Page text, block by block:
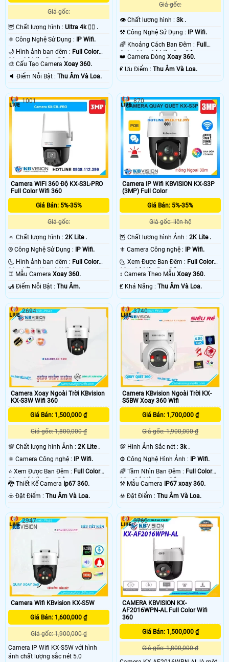
Giá gốc:
🦉 Chất lượng hình : Ultra 4k 👍🏾 .
⚛️ Công Nghệ Sử Dụng : IP Wifi.
🌙 Hình ảnh ban đêm : Full Color
30m Có Màu Ban Ðêm.
🎨 Cấu Tạo Camera Xoay 360.
️🔈 Điểm Nỗi Bật : Thu Âm Và Loa.
Giá gốc:
👁 Chất lượng hình :3k .
⚒ Công Nghệ Sử Dụng : IP Wifi.
🌈 Khoảng Cách Ban Đêm : Full
Color 30m Có Màu Ban Ðêm.
👑 Camera DòngXoay 360.
️₤ Ưu Điểm :Thu Âm Và Loa.
Camera WIFi 360 Độ KX-S3L-PRO
Full Color Wifi 360
Giá Bán: 5%-35%
Giá gốc:
🔅 Chất lượng hình : 2K Lite .
®️ Công Nghệ Sử Dụng :
IP Wifi.
🌜 Hình ảnh ban đêm : Full Color
30m Hồng Ngoại SMD.
♊ Mẫu Camera Xoay 360.
️🛃 Điểm Nỗi Bật : Thu Âm.
1001
Camera IP Wifi KBVISION KX-S3P
(3MP) Full Color
Giá Bán: 5%-35%
Giá gốc: liên hệ
🦉 Chất lượng hình Ảnh :2K Lite .
⚜️ Camera Công nghệ :
IP Wifi.
🌜 Xem Được Ban Đêm : Full Color
30m Có Màu Ban Ðêm.
↕️ Camera Theo MẫuXoay 360.
️₤ Khả Năng :Thu Âm Và Loa.
870
Camera Xoay Ngoài Trời KBvision
KX-S3W Wifi 360
Giá Bán: 1,500,000 ₫
Giá gốc: 1,800,000 ₫
💯 Chất lượng hình Ảnh : 2K Lite .
⚛️ Camera Công nghệ :
IP Wifi.
⭐ Xem Được Ban Đêm : Full Color
30m Có Màu Ban Ðêm.
🐉️ Thiết Kế Camera Ip67 360.
️☣️ Đặt Điểm : Thu Âm Và Loa.
2694
Camera KBvision Ngoài Trời KX-
S5BW Xoay 360 Wifi
Giá Bán: 1,700,000 ₫
Giá gốc: 1,900,000 ₫
💯 Hình Ảnh Sắc nét :3k .
⚙ Công Nghệ Hình Ảnh :
IP Wifi.
🌈 Tầm Nhìn Ban Đêm : Full Color
30m Có Màu Ban Ðêm.
⚒ Mẫu Camera
IP67 xoay 360.
️☣️ Đặt Điểm :Thu Âm Và Loa.
3740
Camera Wifi KBvision KX-S5W
Giá Bán: 1,600,000 ₫
Giá gốc: 1,900,000 ₫
Camera IP Wifi KX-S5W với hình
ảnh chất lượng sắc nét 5.0
2947
CAMERA KBVISION KX-
AF2016WPN-AL Full Color Wifi
360
Giá Bán: 1,500,000 ₫
Giá gốc: 1,800,000 ₫
3765